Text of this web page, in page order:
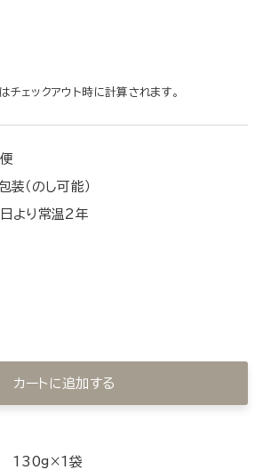
チェックアウト時に計算されます。
装（のし可能）
より常温2年
カートに追加する
) 130g×1袋